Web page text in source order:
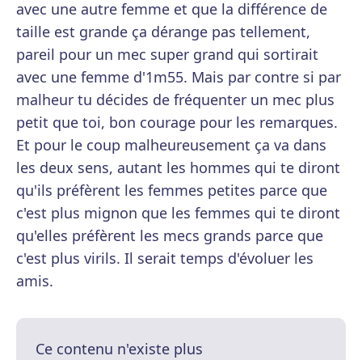
avec une autre femme et que la différence de
taille est grande ça dérange pas tellement,
pareil pour un mec super grand qui sortirait
avec une femme d'1m55. Mais par contre si par
malheur tu décides de fréquenter un mec plus
petit que toi, bon courage pour les remarques.
Et pour le coup malheureusement ça va dans
les deux sens, autant les hommes qui te diront
qu'ils préfèrent les femmes petites parce que
c'est plus mignon que les femmes qui te diront
qu'elles préfèrent les mecs grands parce que
c'est plus virils. Il serait temps d'évoluer les
amis.
Ce contenu n'existe plus